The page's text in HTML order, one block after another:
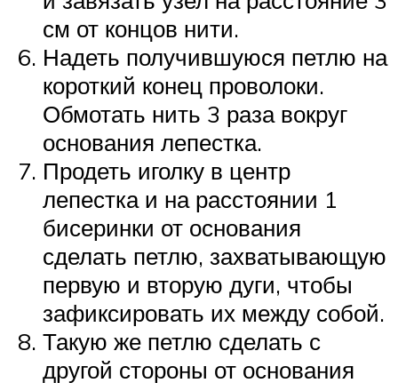
см от концов нити.
Надеть получившуюся петлю на
короткий конец проволоки.
Обмотать нить 3 раза вокруг
основания лепестка.
Продеть иголку в центр
лепестка и на расстоянии 1
бисеринки от основания
сделать петлю, захватывающую
первую и вторую дуги, чтобы
зафиксировать их между собой.
Такую же петлю сделать с
другой стороны от основания